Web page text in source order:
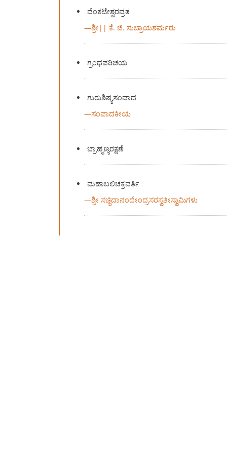
ವೆಂಕಟೇಶ್ವರವ್ರತ
—ಶ್ರೀ|| ಕೆ. ಜಿ. ಸುಬ್ರಾಯಶರ್ಮರು
ಗ್ರಂಥಪರಿಚಯ
ಗುರುಶಿಷ್ಯಸಂವಾದ
—ಸಂಪಾದಕೀಯ
ಬ್ರಾಹ್ಮಣ್ಯರಕ್ಷಣೆ
ಮಹಾಬಲಿಚಕ್ರವರ್ತಿ
—ಶ್ರೀ ಸಚ್ಚಿದಾನಂದೇಂದ್ರಸರಸ್ವತೀಸ್ವಾಮಿಗಳು